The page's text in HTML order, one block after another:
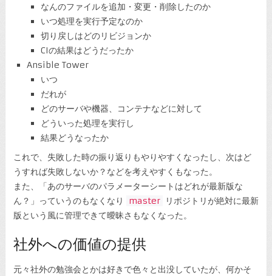
なんのファイルを追加・変更・削除したのか
いつ処理を実行予定なのか
切り戻しはどのリビジョンか
CIの結果はどうだったか
Ansible Tower
いつ
だれが
どのサーバや機器、コンテナなどに対して
どういった処理を実行し
結果どうなったか
これで、失敗した時の振り返りもやりやすくなったし、次はど
うすれば失敗しないか？などを考えやすくもなった。
また、「あのサーバのパラメーターシートはどれが最新版な
ん？」っていうのもなくなり
master
リポジトリが絶対に最新
版という風に管理できて曖昧さもなくなった。
社外への価値の提供
元々社外の勉強会とかは好きで色々と出没していたが、何かそ